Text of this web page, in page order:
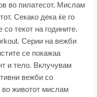
во пилатесот. Мислам
Секако дека ќе го
текот на годините.
Серии на вежби
се покажаа
и тело. Вклучувам
вежби со
во животот мислам